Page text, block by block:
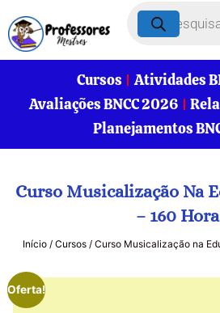
Cursos
Atividades
Avaliações BNCC 2026
Planejamentos
Curso Musicalização Na
– 160
Início/ Cursos/ Curso Musicalização na
Oferta!